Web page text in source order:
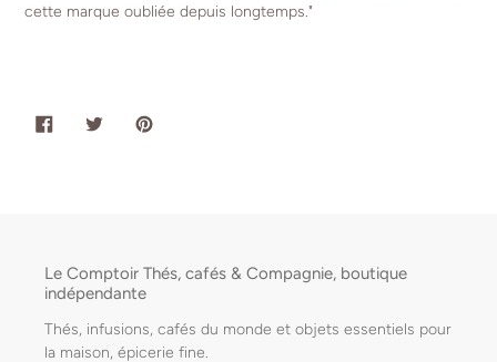
cette marque oubliée depuis longtemps."
PARTAGERTWEETER
Le Comptoir Thés, cafés & Compagnie, boutique
indépendante
Thés, infusions, cafés du monde et objets essentiels pour
la maison, épicerie fine.